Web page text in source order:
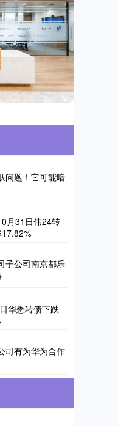
问题！它可能暗
月31日伟24转
子公司南京都乐
华懋转债下跌
司有为华为合作